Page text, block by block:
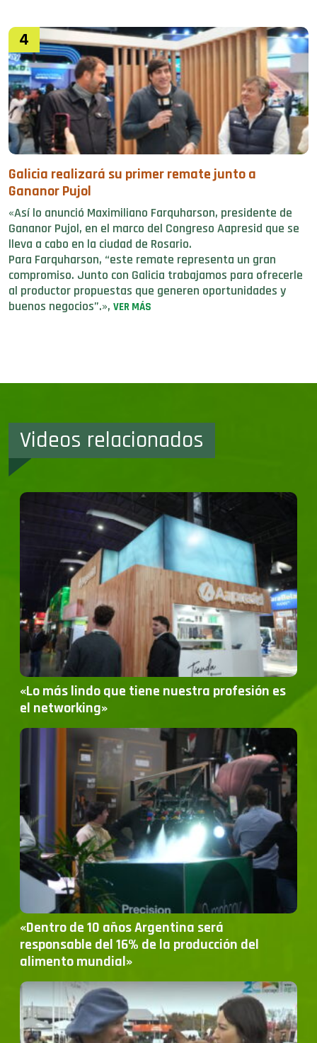
4
Galicia realizará su primer remate junto a
Gananor Pujol
«Así lo anunció Maximiliano Farquharson, presidente de
Gananor Pujol, en el marco del Congreso Aapresid que se
lleva a cabo en la ciudad de Rosario.
Para Farquharson, “este remate representa un gran
compromiso. Junto con Galicia trabajamos para ofrecerle
al productor propuestas que generen oportunidades y
buenos negocios”.», VER MÁS
Videos relacionados
«Lo más lindo que tiene nuestra profesión es
el networking»
«Dentro de 10 años Argentina será
responsable del 16% de la producción del
alimento mundial»